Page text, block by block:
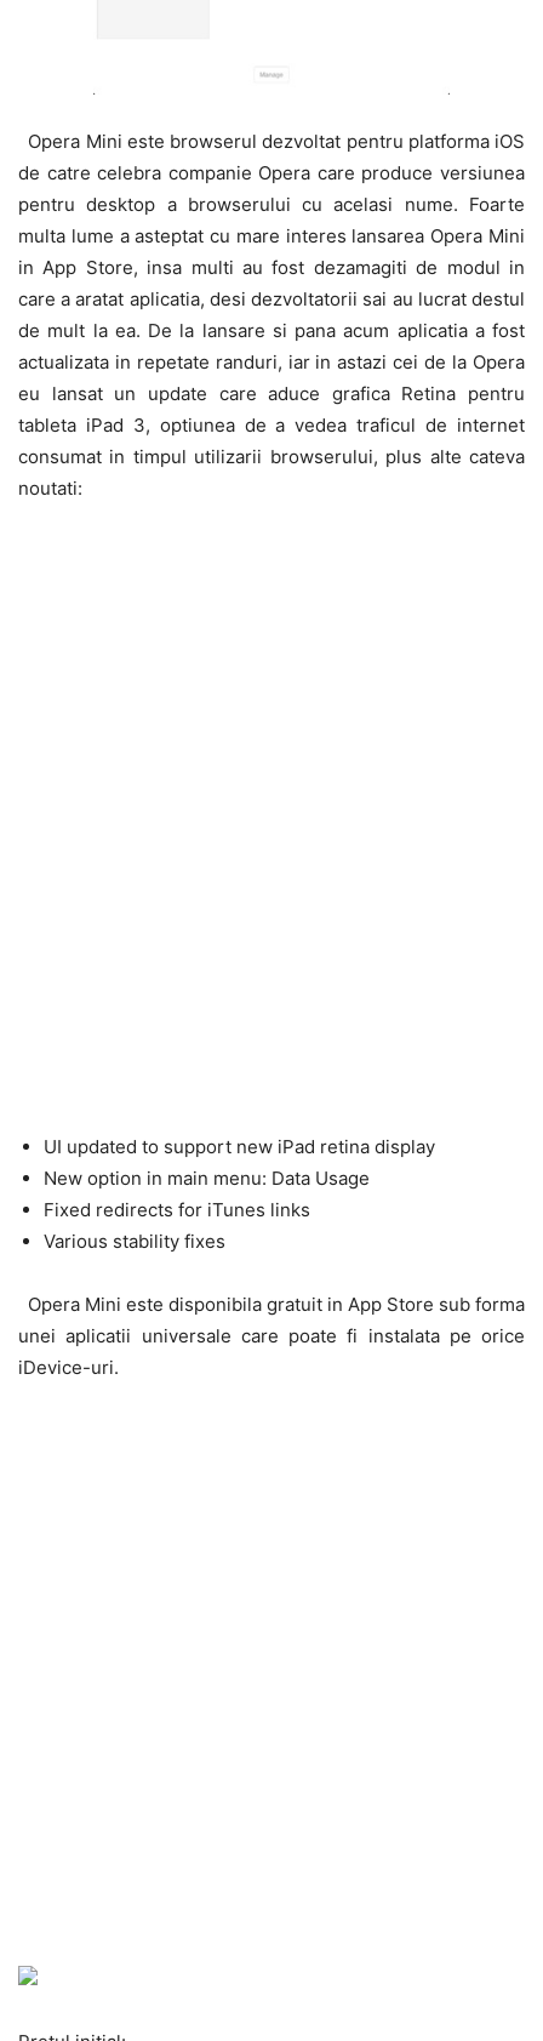
Opera Mini este browserul dezvoltat pentru platforma iOS
de catre celebra companie Opera care produce versiunea
pentru desktop a browserului cu acelasi nume. Foarte
multa lume a asteptat cu mare interes lansarea Opera Mini
in App Store, insa multi au fost dezamagiti de modul in
care a aratat aplicatia, desi dezvoltatorii sai au lucrat destul
de mult la ea. De la lansare si pana acum aplicatia a fost
actualizata in repetate randuri, iar in astazi cei de la Opera
eu lansat un update care aduce grafica Retina pentru
tableta iPad 3, optiunea de a vedea traficul de internet
consumat in timpul utilizarii browserului, plus alte cateva
noutati:
UI updated to support new iPad retina display
New option in main menu: Data Usage
Fixed redirects for iTunes links
Various stability fixes
Opera Mini este disponibila gratuit in App Store sub forma
unei aplicatii universale care poate fi instalata pe orice
iDevice-uri.